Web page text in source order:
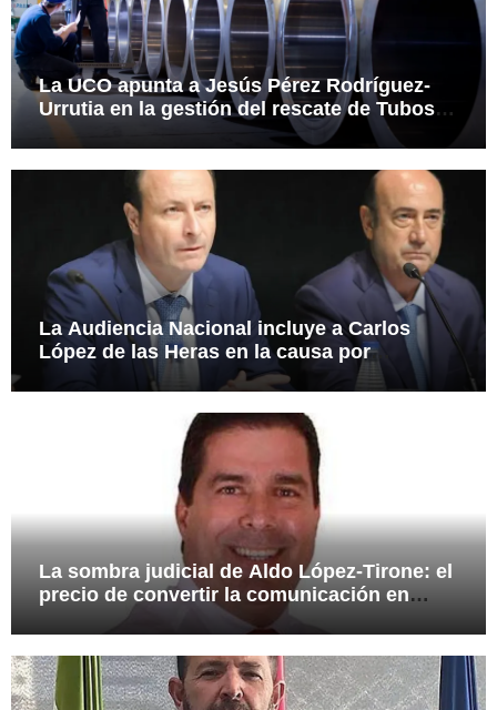
La UCO apunta a Jesús Pérez Rodríguez-
Urrutia en la gestión del rescate de Tubos
Reunidos
La Audiencia Nacional incluye a Carlos
López de las Heras en la causa por
presuntas irregularidades en el rescate de
112,8 millones a Tubos Reunidos
La sombra judicial de Aldo López-Tirone: el
precio de convertir la comunicación en